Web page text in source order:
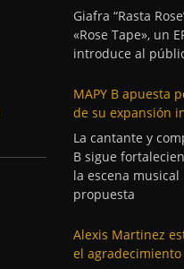
Giafra “Rasta
«Rose Tape», un
introduce al
MAPY B apuesta
de su expansión
La cantante y
B sigue
la escena
propuesta
Alexis Martinez
el